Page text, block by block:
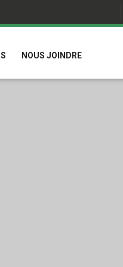
NOUS JOINDRE